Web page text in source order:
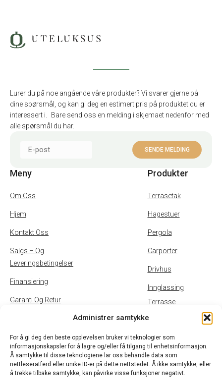
Administrer samtykke
For å gi deg den beste opplevelsen bruker vi teknologier som
informasjonskapsler for å lagre og/eller få tilgang til enhetsinformasjon.
Å samtykke til disse teknologiene lar oss behandle data som
nettleseratferd eller unike ID-er på dette nettstedet. Å ikke samtykke, eller
å trekke tilbake samtykke, kan påvirke visse funksjoner negativt.
Lurer du på noe angående våre produkter? Vi svarer gjerne på
dine spørsmål, og kan gi deg en estimert pris på produktet du er
interessert i. Bare send oss en melding i skjemaet nedenfor med
alle spørsmål du har.
Meny
Om Oss
Hjem
Kontakt Oss
Salgs – Og
Leveringsbetingelser
Finansiering
Garanti Og Retur
Personvernpolicy Og
Cookies
B2B
Produkter
Terrasetak
Hagestuer
Pergola
Carporter
Drivhus
Innglassing
Terrasse
Uteservering